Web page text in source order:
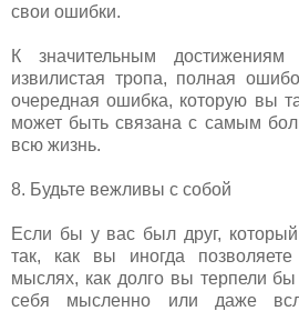
свои ошибки.
К значительным достижениям
извилистая тропа, полная
очередная ошибка, которую вы
может быть связана с самым
всю жизнь.
8. Будьте вежливы с собой
Если бы у вас был друг,
так, как вы иногда
мыслях, как долго вы терпели
себя мысленно или даже